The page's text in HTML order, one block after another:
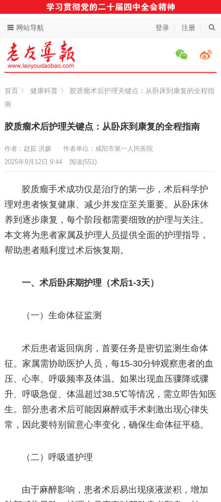
登录 注册
网站导航
首页 健康科普
胶质瘤术后护理关键点：从卧床到康复的全程指
南
胶质瘤术后护理关键点：从卧床到康复的全程指南
作者：赵茹 洪媛
作者单位：咸阳市第一人民医院
2025年9月12日 9:44
阅读(551)
胶质瘤手术成功仅是治疗的第一步，术后科学护
理对患者恢复健康、减少并发症至关重要。从卧床休
养到逐步康复，每个阶段都需要细致的护理与关注。
本文将为患者家属及护理人员提供全面的护理指导，
帮助患者顺利度过术后恢复期。
一、术后卧床期护理（术后1-3天）
（一）生命体征监测
术后患者返回病房，首要任务是密切监测生命体
征。家属需协助医护人员，每15-30分钟观察患者的血
压、心率、呼吸频率及体温。如果出现血压骤降或骤
升、呼吸急促、体温超过38.5℃等情况，需立即告知医
生。部分患者术后可能因麻醉或手术刺激出现心律失
常，因此要特别留意心率变化，确保生命体征平稳。
（二）呼吸道护理
由于麻醉影响，患者术后易出现痰液淤积，增加